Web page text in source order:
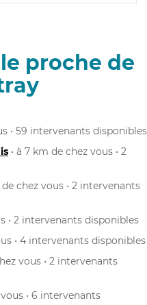
proche de
• 59 intervenants disponibles
• à 7 km de chez vous • 2
de chez vous • 2 intervenants
• 2 intervenants disponibles
• 4 intervenants disponibles
vous • 2 intervenants
• 6 intervenants